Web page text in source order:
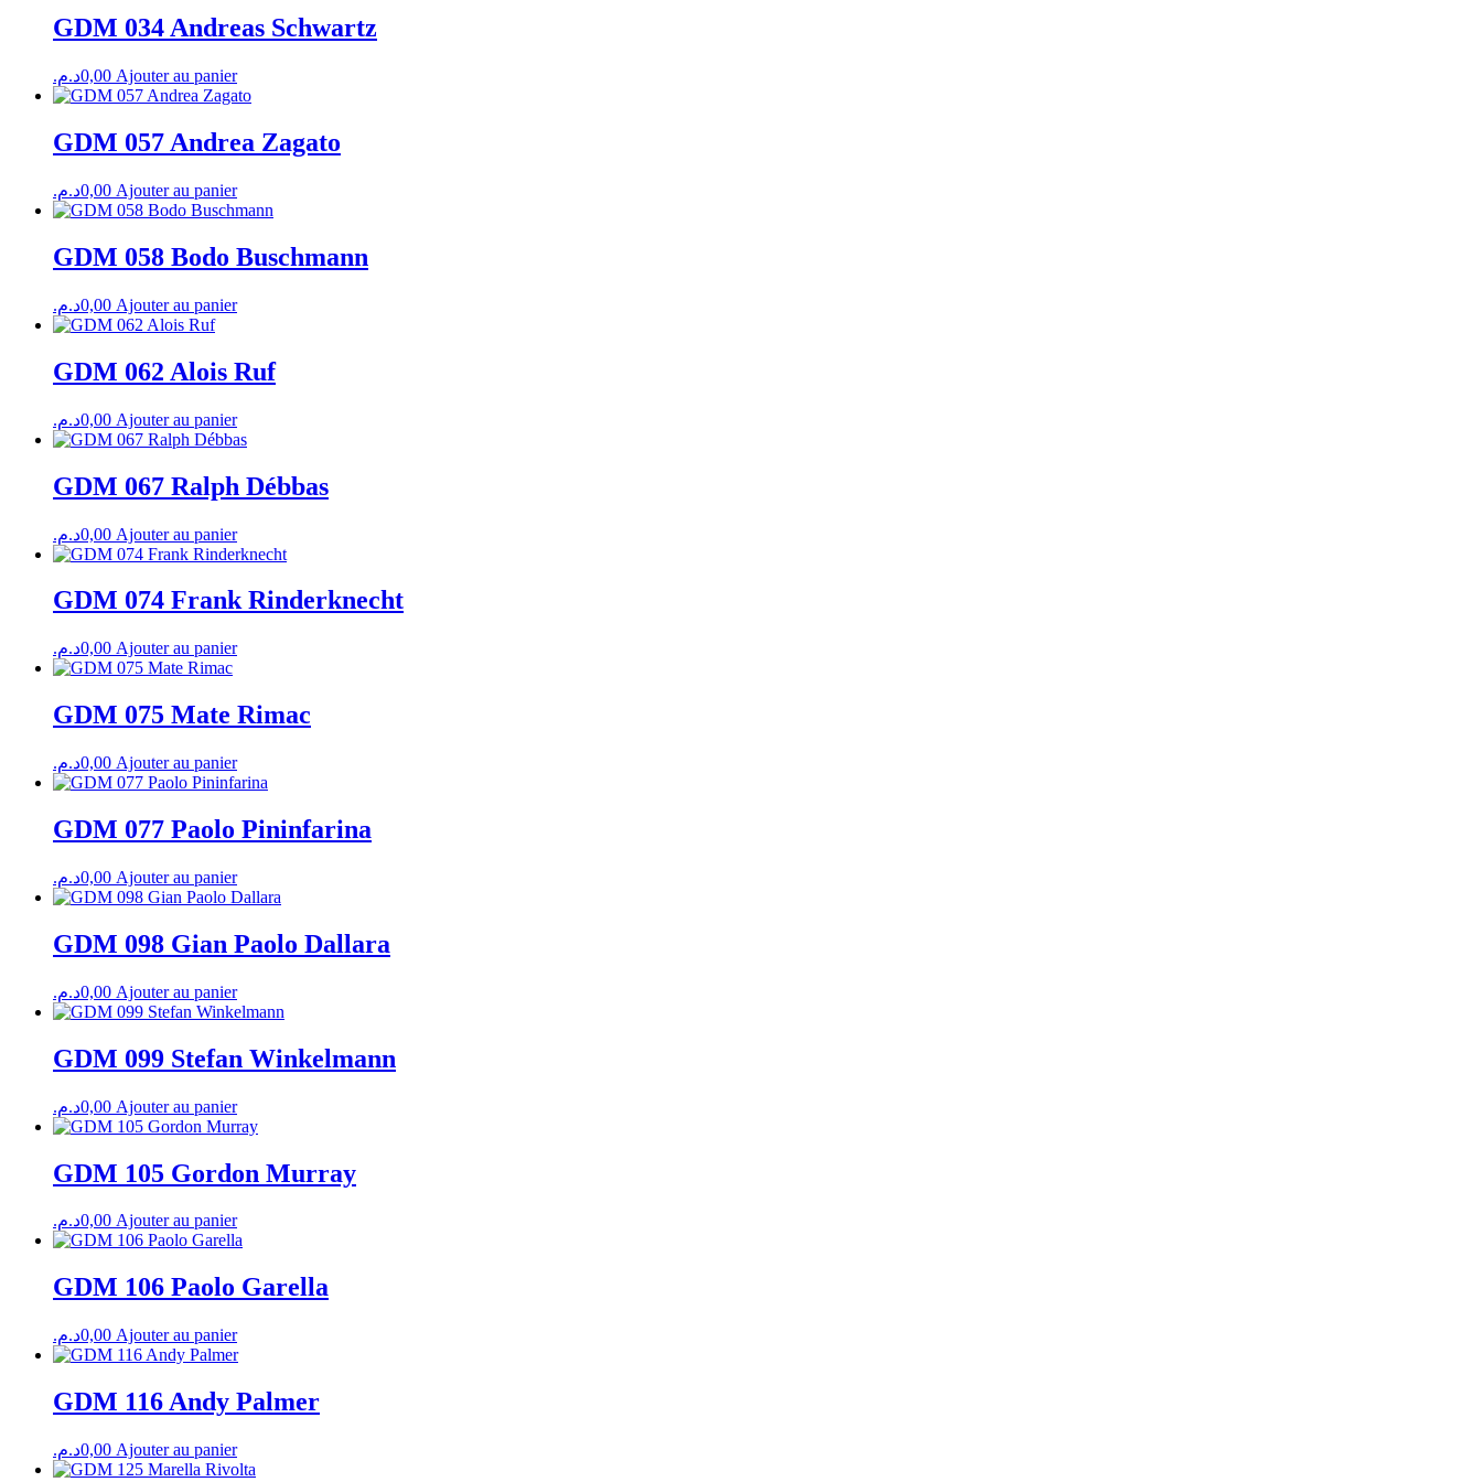
GDM 034 Andreas Schwartz
0,00د.م. Ajouter au panier
GDM 057 Andrea Zagato
0,00د.م. Ajouter au panier
GDM 058 Bodo Buschmann
0,00د.م. Ajouter au panier
GDM 062 Alois Ruf
0,00د.م. Ajouter au panier
GDM 067 Ralph Débbas
0,00د.م. Ajouter au panier
GDM 074 Frank Rinderknecht
0,00د.م. Ajouter au panier
GDM 075 Mate Rimac
0,00د.م. Ajouter au panier
GDM 077 Paolo Pininfarina
0,00د.م. Ajouter au panier
GDM 098 Gian Paolo Dallara
0,00د.م. Ajouter au panier
GDM 099 Stefan Winkelmann
0,00د.م. Ajouter au panier
GDM 105 Gordon Murray
0,00د.م. Ajouter au panier
GDM 106 Paolo Garella
0,00د.م. Ajouter au panier
GDM 116 Andy Palmer
0,00د.م. Ajouter au panier